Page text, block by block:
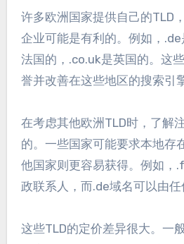
许多欧洲国家提供自己的TLD
企业可能是有利的。例如，
法国的，.co.uk是英国的。这
誉并改善在这些地区的搜索引
在考虑其他欧洲TLD时，了解
的。一些国家可能要求本地存
他国家则更容易获得。例如，
政联系人，而.de域名可以由任
这些TLD的定价差异很大。一